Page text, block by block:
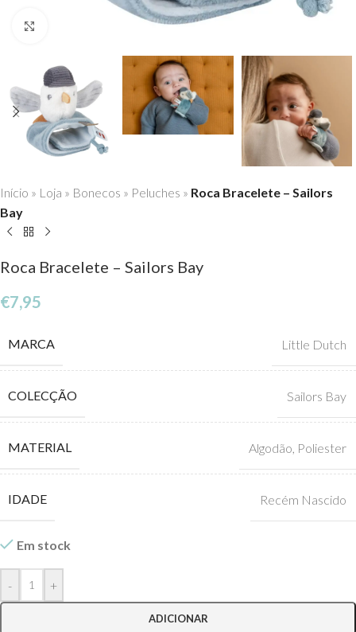
Início » Loja » Bonecos » Peluches » Roca Bracelete – Sailors
Bay
Roca Bracelete – Sailors Bay
€7,95
MARCA Little Dutch
COLECÇÃO Sailors Bay
MATERIAL Algodão Poliester
IDADE Recém Nascido
Em stock
- +
ADICIONAR